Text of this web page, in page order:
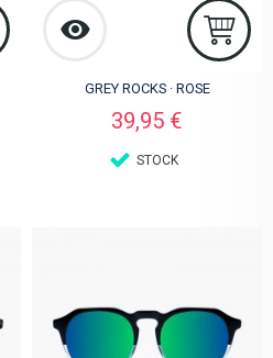
GREY ROCKS · ROSE
Preis
39,95 €
STOCK